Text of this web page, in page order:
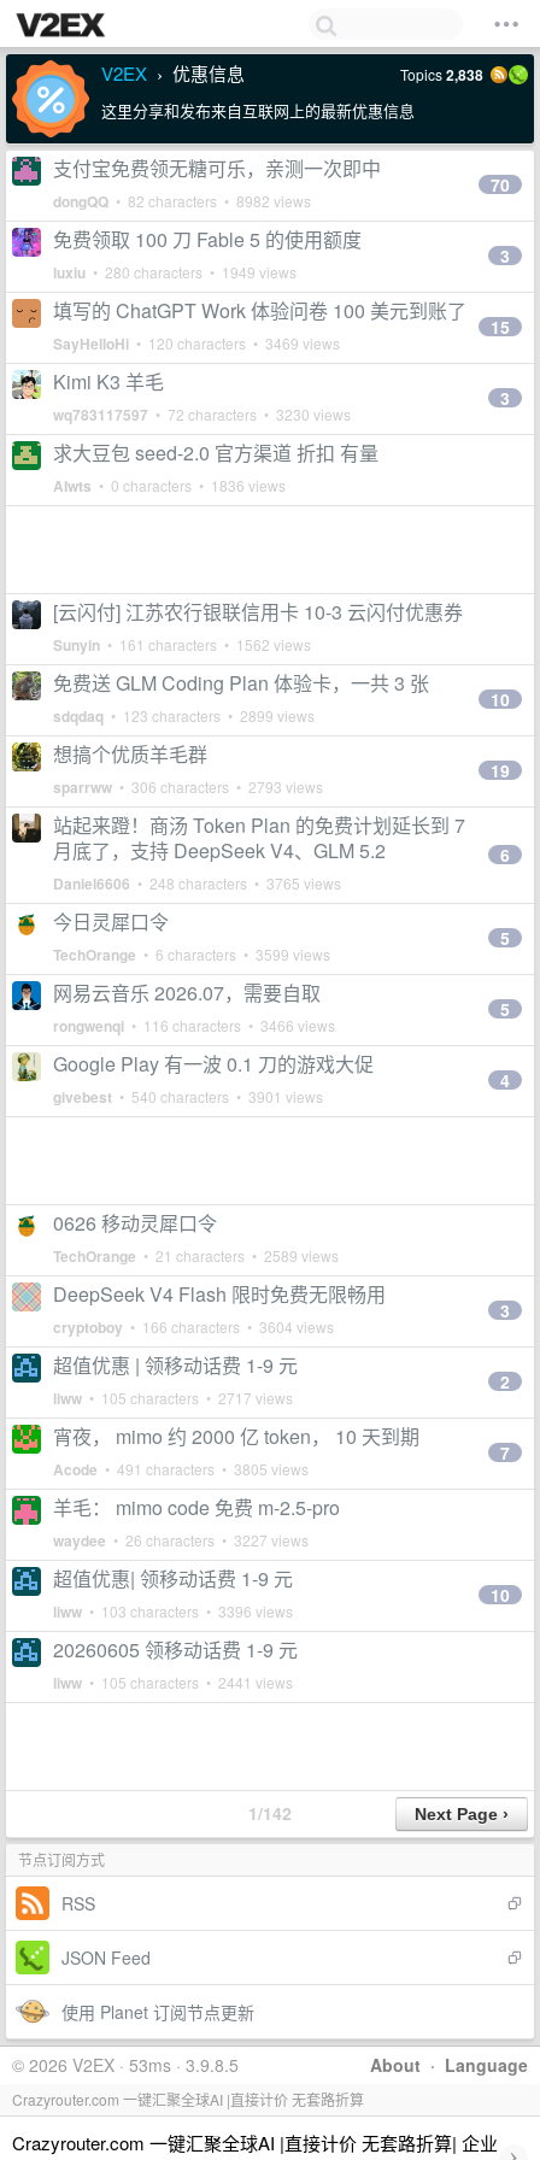
V2EX › 优惠信息 Topics2,838
这里分享和发布来自互联网上的最新优惠信息
支付宝免费领无糖可乐，亲测一次即中
dongQQ • 82 characters • 8982 views
70
免费领取 100 刀 Fable 5 的使用额度
luxiu • 280 characters • 1949 views
3
填写的 ChatGPT Work 体验问卷 100 美元到账了
SayHelloHi • 120 characters • 3469 views
15
Kimi K3 羊毛
wq783117597 • 72 characters • 3230 views
3
求大豆包 seed-2.0 官方渠道 折扣 有量
AIwts • 0 characters • 1836 views
[云闪付] 江苏农行银联信用卡 10-3 云闪付优惠券
Sunyin • 161 characters • 1562 views
免费送 GLM Coding Plan 体验卡，一共 3 张
sdqdaq • 123 characters • 2899 views
10
想搞个优质羊毛群
sparrww • 306 characters • 2793 views
19
站起来蹬！商汤 Token Plan 的免费计划延长到 7
月底了，支持 DeepSeek V4、GLM 5.2
Daniel6606 • 248 characters • 3765 views
6
今日灵犀口令
TechOrange • 6 characters • 3599 views
5
网易云音乐 2026.07，需要自取
rongwenqi • 116 characters • 3466 views
5
Google Play 有一波 0.1 刀的游戏大促
givebest • 540 characters • 3901 views
4
0626 移动灵犀口令
TechOrange • 21 characters • 2589 views
DeepSeek V4 Flash 限时免费无限畅用
cryptoboy • 166 characters • 3604 views
3
超值优惠 | 领移动话费 1-9 元
liww • 105 characters • 2717 views
2
宵夜， mimo 约 2000 亿 token， 10 天到期
Acode • 491 characters • 3805 views
7
羊毛： mimo code 免费 m-2.5-pro
waydee • 26 characters • 3227 views
超值优惠| 领移动话费 1-9 元
liww • 103 characters • 3396 views
10
20260605 领移动话费 1-9 元
liww • 105 characters • 2441 views
1/142
节点订阅方式
RSS
JSON Feed
使用 Planet 订阅节点更新
About · Language
© 2026 V2EX · 53ms · 3.9.8.5
Crazyrouter.com 一键汇聚全球AI |直接计价 无套路折算
Crazyrouter.com 一键汇聚全球AI |直接计价 无套路折算| 企业